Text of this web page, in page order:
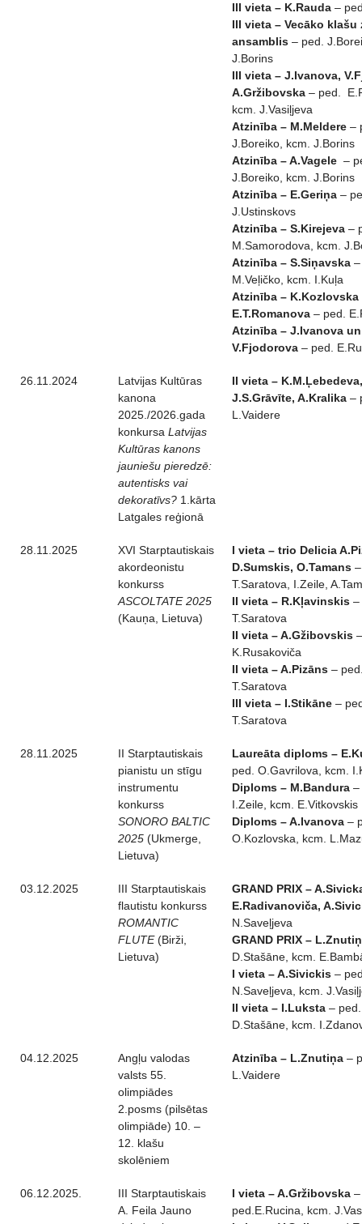
III vieta – K.Rauda –
III vieta – Vecāko klašu
ansamblis – ped.
J.Borins
III vieta – J.Ivanova,
A.Gržibovska – ped.
kcm. J.Vasiļjeva
Atzinība – M.Meldere –
J.Boreiko, kcm. J.Borins
Atzinība – A.Vagele –
J.Boreiko, kcm. J.Borins
Atzinība – E.Geriņa –
J.Ustinskovs
Atzinība – S.Kirejeva –
M.Samorodova, kcm.
Atzinība – S.Siņavska
M.Veļičko, kcm. I.Kuļa
Atzinība – K.Kozlovska
E.T.Romanova – ped.
Atzinība – J.Ivanova un
V.Fjodorova – ped.
26.11.2024
Latvijas Kultūras
kanona
2025./2026.gada
konkursa Latvijas
Kultūras kanons
jauniešu pieredzē:
autentisks vai
dekoratīvs? 1.kārta
Latgales reģionā
II vieta – K.M.Ļebedeva,
J.S.Grāvīte, A.Kralika –
L.Vaidere
28.11.2025
XVI Starptautiskais
akordeonistu
konkurss
ASCOLTATE 2025
(Kauņa, Lietuva)
I vieta – trio Delicia
D.Sumskis, O.Tamans
T.Saratova, I.Zeile,
II vieta – R.Kļavinskis –
T.Saratova
II vieta – A.Gžibovskis
K.Rusakoviča
II vieta – A.Pizāns –
T.Saratova
III vieta – I.Stikāne –
T.Saratova
28.11.2025
II Starptautiskais
pianistu un stīgu
instrumentu
konkurss
SONORO BALTIC
2025 (Ukmerge,
Lietuva)
Laureāta diploms –
ped. O.Gavrilova, kcm.
Diploms – M.Bandura –
I.Zeile, kcm. E.Vitkovskis
Diploms – A.Ivanova –
O.Kozlovska, kcm.
03.12.2025
III Starptautiskais
flautistu konkurss
ROMANTIC
FLUTE(Birži,
Lietuva)
GRAND PRIX –
E.Radivanoviča,
N.Saveļjeva
GRAND PRIX –
D.Stašāne, kcm.
I vieta – A.Sivickis –
N.Saveļjeva, kcm.
II vieta – I.Luksta – ped.
D.Stašāne, kcm.
04.12.2025
Angļu valodas
valsts 55.
olimpiādes
2.posms (pilsētas
olimpiāde) 10. –
12. klašu
skolēniem
Atzinība – L.Znutiņa –
L.Vaidere
06.12.2025.
III Starptautiskais
A. Feila Jauno
I vieta – A.Gržibovska –
ped.E.Rucina, kcm.